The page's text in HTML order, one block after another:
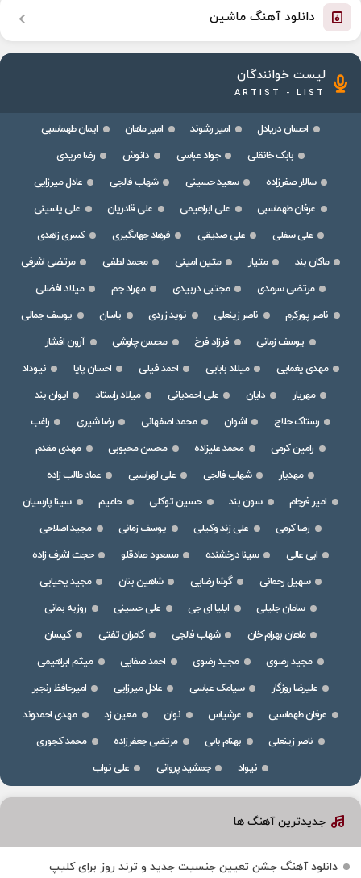
دانلود آهنگ ماشین
لیست خوانندگان
ARTIST - LIST
احسان دریادل امیر رشوند امیر ماهان
ایمان طهماسبی
بابک خانقلی
جواد عباسی دانوش
رضا مریدی
سالار صفرزاده
سعید حسینی شهاب فالجی
عادل میرزایی
عرفان طهماسبی
علی ابراهیمی علی قادریان
علی یاسینی
علی سفلی
علی صدیقی فرهاد جهانگیری
کسری زاهدی
ماکان بند
متیار متین امینی محمد لطفی
مرتضی اشرفی
مرتضی سرمدی
مجتبی دربیدی مهراد جم
میلاد افضلی
ناصر پورکرم
ناصر زینعلی نوید زردی یاسان
یوسف جمالی
یوسف زمانی
فرزاد فرخ محسن چاوشی
آرون افشار
مهدی یغمایی
میلاد بابایی احمد فیلی احسان پایا
نیوداد
مهریار
دایان علی احمدیانی میلاد راستاد
ایوان بند
رستاک حلاج
اشوان محمد اصفهانی رضا شیری
راغب
رامین کرمی
محمد علیزاده محسن محبوبی
مهدی مقدم
مهدیار
شهاب فالجی علی لهراسبی
عماد طالب زاده
امیر فرجام
سون بند حسین توکلی حامیم
سینا پارسیان
رضا کرمی
علی زند وکیلی یوسف زمانی
مجید اصلاحی
ابی عالی
سینا درخشنده مسعود صادقلو
حجت اشرف زاده
سهیل رحمانی
گرشا رضایی شاهین بنان
مجید یحیایی
سامان جلیلی
ایلیا ای جی علی حسینی
روزبه بمانی
ماهان بهرام خان
شهاب فالجی کامران تفتی
کیسان
مجید رضوی
مجید رضوی احمد صفایی
میثم ابراهیمی
علیرضا روزگار
سیامک عباسی عادل میرزایی
امیرحافظ رنجبر
عرفان طهماسبی
عرشیاس نوان معین زد
مهدی احمدوند
ناصر زینعلی
بهنام بانی مرتضی جعفرزاده
محمد کجوری
نیواد
جمشید پروانی علی نواب
جدیدترین آهنگ ها
دانلود آهنگ جشن تعیین جنسیت جدید و ترند روز برای کلیپ